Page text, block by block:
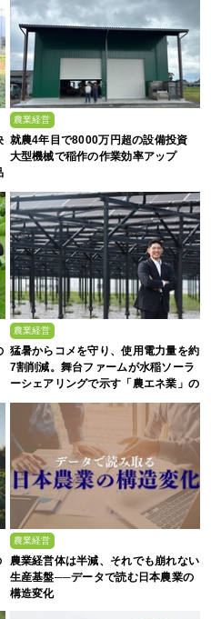
農業経営
就農4年目で8000万円超の設備投資
大型機械で稲作の作業効率アップ
農業経営
猛暑からコメを守り、使用電力量を約
7割削減。舞台ファームが水稲ソーラ
ーシェアリングで示す「農エネ業」の
農業経営
農業経営体は半減、それでも崩れない
生産基盤──データで読む日本農業の
構造変化